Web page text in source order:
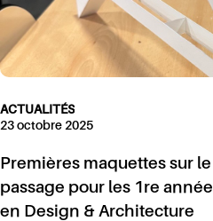
ACTUALITÉS
23 octobre 2025
Premières maquettes sur le
passage pour les 1re année
en Design & Architecture